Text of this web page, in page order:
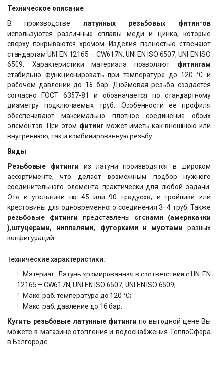
Техническое описание
В производстве латунных резьбовых фитингов
используются различные сплавы меди и цинка, которые
сверху покрываются хромом. Изделия полностью отвечают
стандартам UNI EN 12165 – CW617N, UNI EN ISO 6507, UNI EN ISO
6509. Характеристики материала позволяют фитингам
стабильно функционировать при температуре до 120 °С и
рабочем давлении до 16 бар. Дюймовая резьба создается
согласно ГОСТ 6357-81 и обозначается по стандартному
диаметру подключаемых труб. Особенности ее профиля
обеспечивают максимально плотное соединение обоих
элементов. При этом фитинг может иметь как внешнюю или
внутреннюю, так и комбинированную резьбу.
Виды
Резьбовые фитинги из латуни производятся в широком
ассортименте, что делает возможным подбор нужного
соединительного элемента практически для любой задачи.
Это и угольники на 45 или 90 градусов, и тройники или
крестовины для одновременного соединения 3–4 труб. Также
резьбовые фитинги представлены сгонами (американки
),штуцерами, ниппелями, футоркамии муфтами разных
конфигураций.
Технические характеристики:
Материал: Латунь хромированная в соответствии с UNI EN
12165 – CW617N, UNI EN ISO 6507, UNI EN ISO 6509;
Макс. раб. температура до 120 °С;
Макс. раб. давление до 16 бар.
Купить резьбовые латунные фитингипо выгодной цене Вы
можете в магазине отопления и водоснабжения ТеплоСфера
в Белгороде.